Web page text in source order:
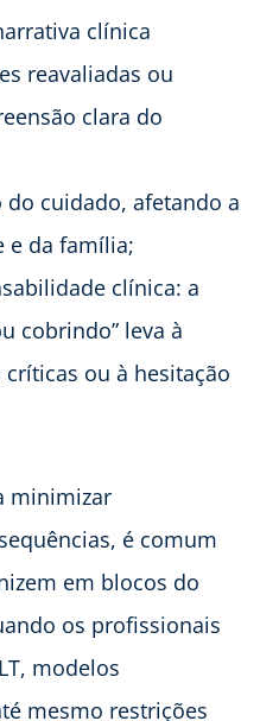
clínica
reavaliadas ou
clara do
do cuidado, afetando a
e da família;
clínica: a
cobrindo” leva à
ou à hesitação
minimizar
é comum
em blocos do
os profissionais
modelos
mesmo restrições